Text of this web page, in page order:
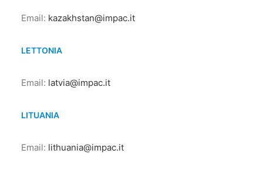
Email: kazakhstan@impac.it
LETTONIA
Email: latvia@impac.it
LITUANIA
Email: lithuania@impac.it